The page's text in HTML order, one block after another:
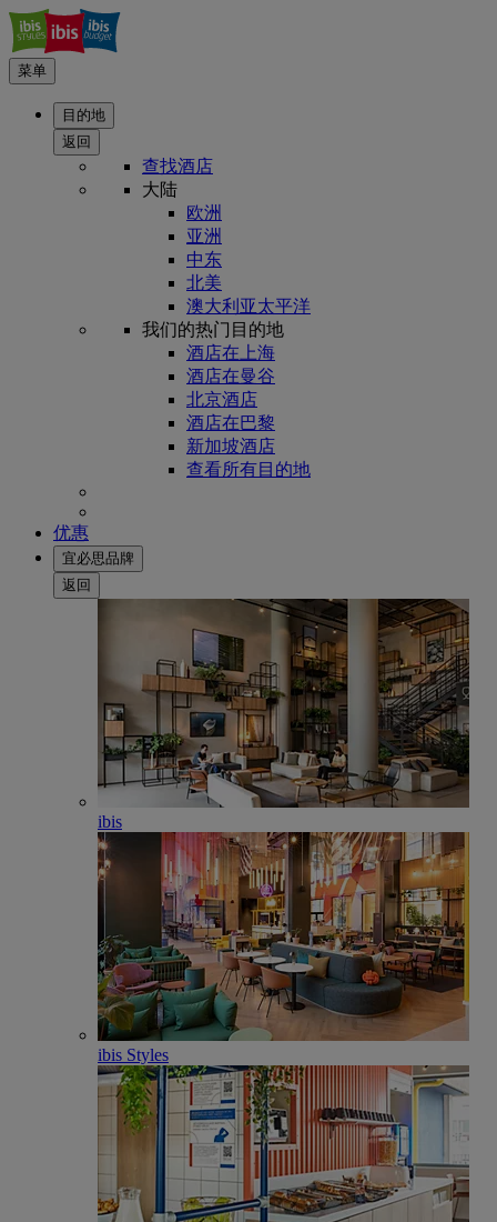
菜单
目的地
返回
查找酒店
大陆
欧洲
亚洲
中东
北美
澳大利亚太平洋
我们的热门目的地
酒店在上海
酒店在曼谷
北京酒店
酒店在巴黎
新加坡酒店
查看所有目的地
优惠
宜必思品牌
返回
ibis
ibis Styles